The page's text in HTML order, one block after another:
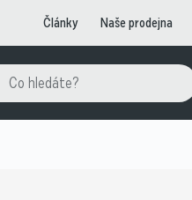
Články Naše prodejna